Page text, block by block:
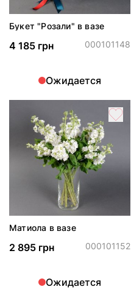
Букет "Розали" в вазе
4 185 грн 000101148
Ожидается
Матиола в вазе
2 895 грн 000101152
Ожидается